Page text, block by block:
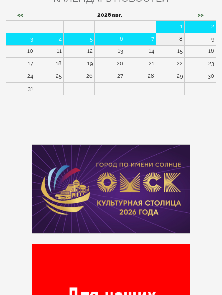
<< 2026 авг.
>>
1
2
3
4 5 6 7 8
9
10
11 12 13 14 15
16
17
18 19 20 21 22
23
24
25 26 27 28 29
30
31